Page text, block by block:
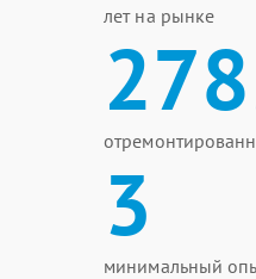
лет на рынке
3
минимальный